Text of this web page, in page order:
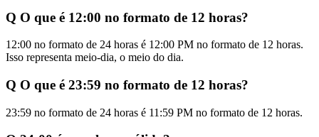
Q O que é 12:00 no formato de 12 horas?
12:00 no formato de 24 horas é 12:00 PM no formato de 12 horas.
Isso representa meio-dia, o meio do dia.
Q O que é 23:59 no formato de 12 horas?
23:59 no formato de 24 horas é 11:59 PM no formato de 12 horas.